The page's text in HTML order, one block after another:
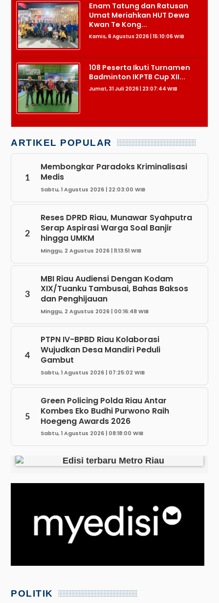
Enam Tatung dan Ratusan
Umat Meriahkan HUT Dewa
Kwan Te Kong...
Kamis, 6 Agustus 2026 | 15:10:06 WIB
108 Peserta Ikuti Turnamen
Badminton IKPTB Cup XII...
Jumat, 31 Juli 2026 | 23:07:44 WIB
ARTIKEL POPULAR
1
Membongkar Paradoks Kriminalisasi
Medis
Sabtu, 1 Agustus 2026 | 22:03:00 WIB
2
Reses DPRD Riau, Munawar Syahputra
Serap Aspirasi Warga Soal Banjir
hingga UMKM
Minggu, 2 Agustus 2026 | 11:13:51 WIB
3
MBI Riau Audiensi Dengan Kodam
XIX/Tuanku Tambusai, Bahas Baksos
dan Penghijauan
Minggu, 2 Agustus 2026 | 00:16:48 WIB
4
PTPN IV-BPBD Riau Kolaborasi
Wujudkan Desa Mandiri Peduli
Gambut
Sabtu, 1 Agustus 2026 | 07:25:02 WIB
5
Green Policing Polda Riau Antar
Kombes Eko Budhi Purwono Raih
Hoegeng Awards 2026
Sabtu, 1 Agustus 2026 | 08:18:00 WIB
POLITIK